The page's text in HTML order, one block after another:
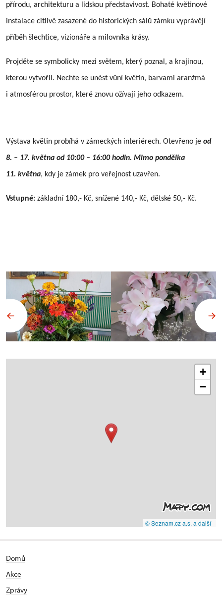
přírodu, architekturu a lidskou představivost. Bohaté květinové
instalace citlivě zasazené do historických sálů zámku vyprávějí
příběh šlechtice, vizionáře a milovníka krásy.
Projděte se symbolicky mezi světem, který poznal, a krajinou,
kterou vytvořil. Nechte se unést vůní květin, barvami aranžmá
i atmosférou prostor, které znovu ožívají jeho odkazem.
Výstava květin probíhá v zámeckých interiérech. Otevřeno je od
8. – 17. května od 10:00 – 16:00 hodin. Mimo pondělka
11. května, kdy je zámek pro veřejnost uzavřen.
Vstupné: základní 180,- Kč, snížené 140,- Kč, dětské 50,- Kč.
+
−
© Seznam.cz a.s. a další
Domů
Akce
Zprávy